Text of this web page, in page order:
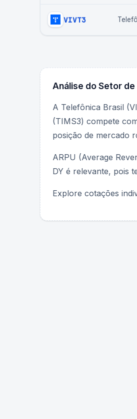
VIVT3
Análise do Setor de
A Telefônica Brasil
(TIMS3) compete
posição de mercado
ARPU (Average
DY é relevante, pois
Explore cotações